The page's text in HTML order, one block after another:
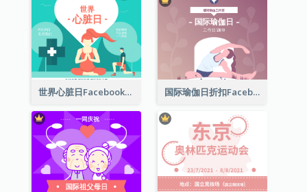
世界心脏日Facebook帖子 国际瑜伽日折扣Facebook帖子